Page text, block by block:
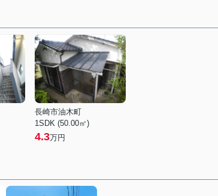
長崎市油木町
1SDK (50.00㎡)
4.3万円